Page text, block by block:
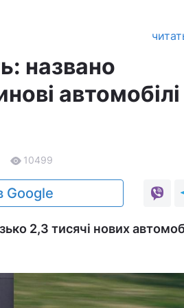
названо
автомобілі
10499
Google
2,3 тисячі нових